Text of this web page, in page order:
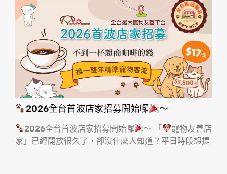
2026全台首波店家招募開始囉 ～
2026全台首波店家招募開始囉 ～ 「
寵物友善店
家」已經開放很久了，卻沒什麼人知道？平日時段想提